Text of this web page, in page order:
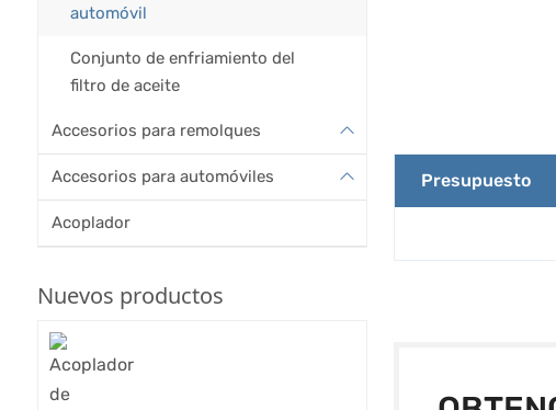
Presupuesto
automóvil
Conjunto de enfriamiento del
filtro de aceite
Accesorios para remolques
Accesorios para automóviles
Acoplador
Nuevos productos